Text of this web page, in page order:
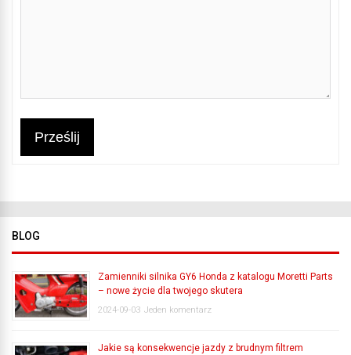
Prześlij
BLOG
Zamienniki silnika GY6 Honda z katalogu Moretti Parts
– nowe życie dla twojego skutera
2024-09-03 Jeden komentarz
Jakie są konsekwencje jazdy z brudnym filtrem